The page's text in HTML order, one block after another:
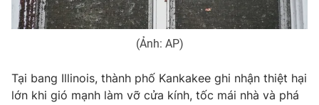
Liên hệ tòa soạn English
(Ảnh: AP)
Tại bang Illinois, thành phố Kankakee ghi nhận thiệt hại
lớn khi gió mạnh làm vỡ cửa kính, tốc mái nhà và phá